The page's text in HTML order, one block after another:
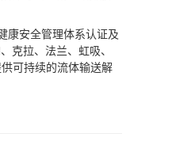
康安全管理体系认证及
克拉、法兰、虹吸、
可持续的流体输送解